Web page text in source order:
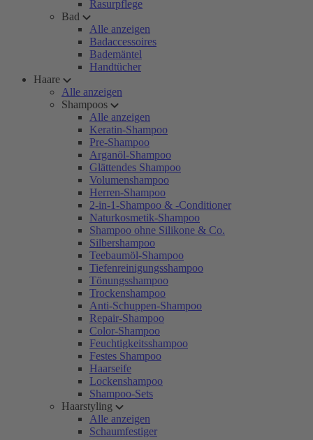
Rasurpflege
Bad
Alle anzeigen
Badaccessoires
Bademäntel
Handtücher
Haare
Alle anzeigen
Shampoos
Alle anzeigen
Keratin-Shampoo
Pre-Shampoo
Arganöl-Shampoo
Glättendes Shampoo
Volumenshampoo
Herren-Shampoo
2-in-1-Shampoo & -Conditioner
Naturkosmetik-Shampoo
Shampoo ohne Silikone & Co.
Silbershampoo
Teebaumöl-Shampoo
Tiefenreinigungsshampoo
Tönungsshampoo
Trockenshampoo
Anti-Schuppen-Shampoo
Repair-Shampoo
Color-Shampoo
Feuchtigkeitsshampoo
Festes Shampoo
Haarseife
Lockenshampoo
Shampoo-Sets
Haarstyling
Alle anzeigen
Schaumfestiger